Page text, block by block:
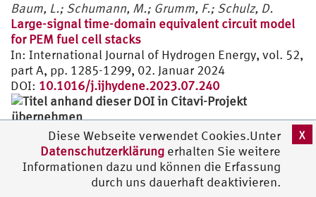
Diese Webseite verwendet Cookies.Unter
Datenschutzerklärung erhalten Sie weitere
Informationen dazu und können die Erfassung
durch uns dauerhaft deaktivieren.
X
Baum, L.; Schumann, M.; Grumm, F.; Schulz, D.
Large-signal time-domain equivalent circuit model
for PEM fuel cell stacks
In: International Journal of Hydrogen Energy, vol. 52,
part A, pp. 1285-1299, 02. Januar 2024
DOI: 10.1016/j.ijhydene.2023.07.240
Jahrgang 2023
Nosrat, A.; Schifferdecker, M.; Hamann, D.; Schulz,